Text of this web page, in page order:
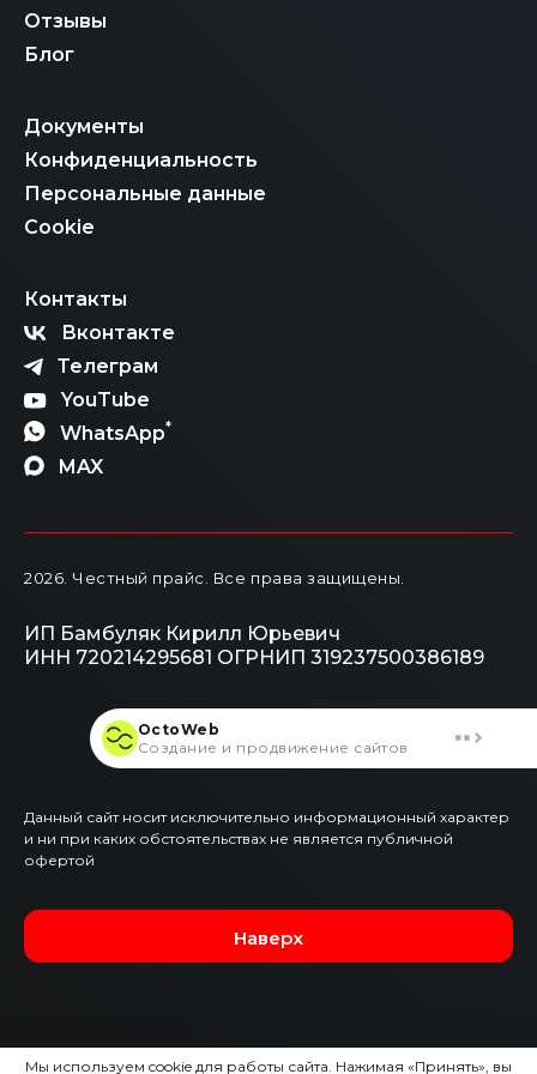
Отзывы
Блог
Документы
Конфиденциальность
Персональные данные
Cookie
Контакты
Вконтакте
Телеграм
YouTube
WhatsApp*
MAX
2026 . Честный прайс. Все права защищены.
ИП Бамбуляк Кирилл Юрьевич
ИНН 720214295681 ОГРНИП 319237500386189
Данный сайт носит исключительно информационный характер
и ни при каких обстоятельствах не является публичной
офертой
Наверх
OctoWeb
Создание и продвижение сайтов
Мы используем cookie для работы сайта. Нажимая «Принять», вы